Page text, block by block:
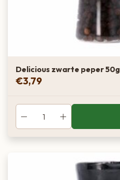
Delicious zwarte peper 50g
€3,79